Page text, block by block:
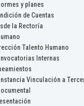
y planes
de Cuentas
la Rectoría
Talento Humano
Internas
Vinculación a